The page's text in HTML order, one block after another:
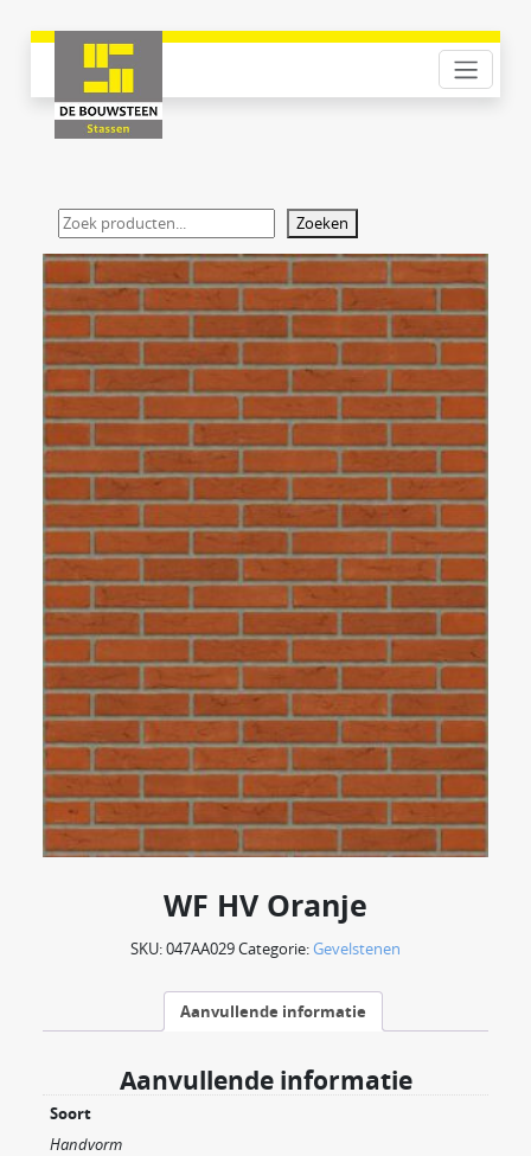
Zoeken
WF HV Oranje
SKU:047AA029Categorie:Gevelstenen
Aanvullende informatie
Aanvullende informatie
Soort
Handvorm